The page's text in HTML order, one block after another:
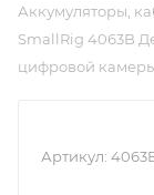
Аккумуляторы,
SmallRig 4063B
цифровой
Артикул: